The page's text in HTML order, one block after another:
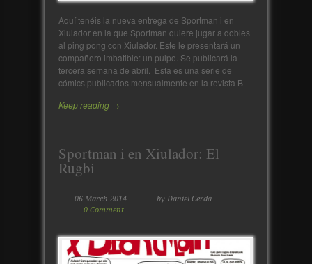
Aquí tenéis la nueva entrega de Sportman i en
Xiulador en la que Sportman quiere jugar a dobles
al ping pong con Xiulador. Este le presentará un
compañero imbatible: un pulpo. Se publicará la
tercera semana de abril. Esta es una serie de
cómics publicados mensualmente en la revista B
Keep reading →
Sportman i en Xiulador: El
Rugbi
06 March 2014
by Daniel Cerdà
0 Comment